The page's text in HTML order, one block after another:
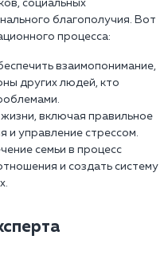
социальных
благополучия. Вот
процесса:
взаимопонимание,
других людей, кто
включая правильное
и управление стрессом.
семьи в процесс
и создать систему